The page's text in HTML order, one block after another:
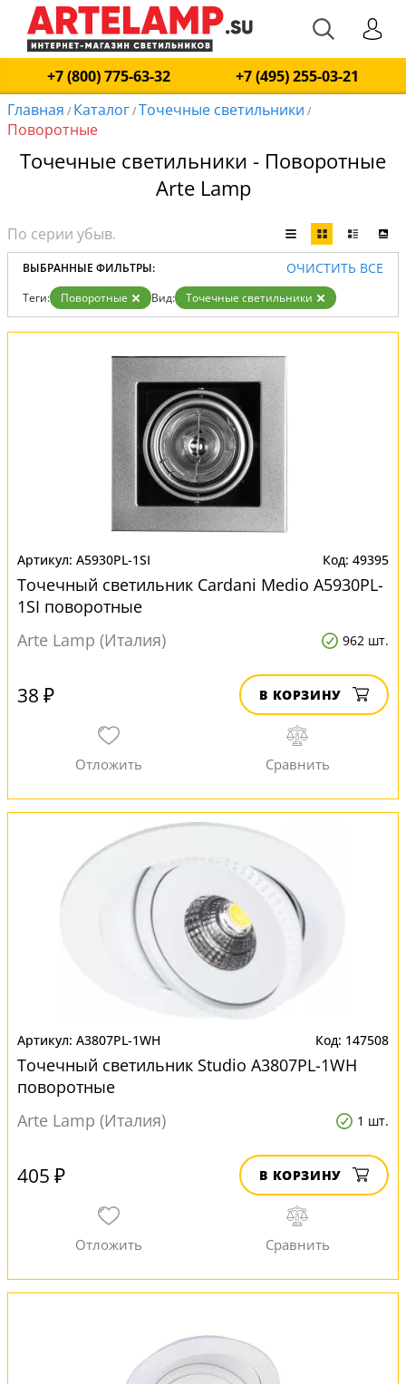
+7 (800) 775-63-32
+7 (495) 255-03-21
Главная / Каталог/Точечные светильники /
Поворотные
Точечные светильники - Поворотные
Arte Lamp
ВЫБРАННЫЕ ФИЛЬТРЫ: ОЧИСТИТЬ ВСЕ
Теги: Поворотные Вид: Точечные светильники
A5930PL-1SI 49395
Точечный светильник Cardani Medio A5930PL-
1SI поворотные
Arte Lamp (Италия)
962 шт.
38 ₽ В КОРЗИНУ
A3807PL-1WH 147508
Точечный светильник Studio A3807PL-1WH
поворотные
Arte Lamp (Италия)
1 шт.
405 ₽ В КОРЗИНУ